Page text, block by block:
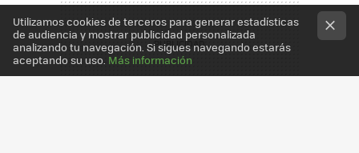
Utilizamos cookies de terceros para generar estadísticas
de audiencia y mostrar publicidad personalizada
analizando tu navegación. Si sigues navegando estarás
aceptando su uso. Más información